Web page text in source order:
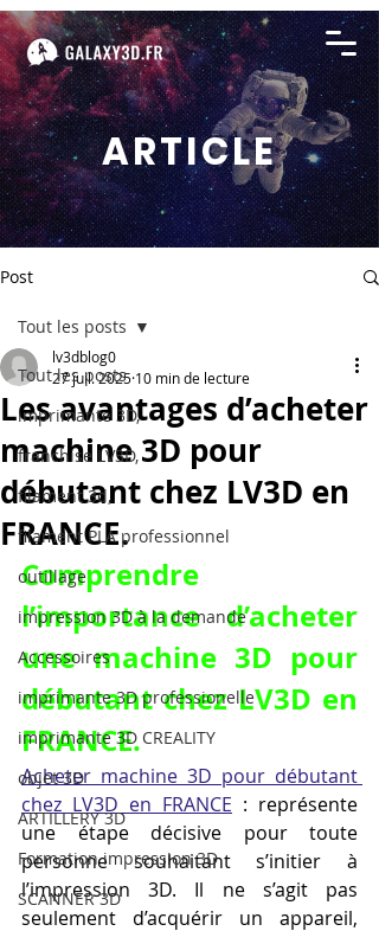
ARTICLE
Post
Tout les posts
imprimante 3D,
franchise LV3D,
filament 3d,
filament PLA professionnel
outillage
impression 3D à la demande
Accessoires
imprimante 3D professionelle
imprimante 3D CREALITY
objet 3D
ARTILLERY 3D
Formation impression 3D
SCANNER 3D
Tout les posts
Les avantages d’acheter
machine 3D pour
débutant chez LV3D en
FRANCE.
lv3dblog0
27 juil. 2025 10 min de lecture
Comprendre
l’importance d’acheter
une machine 3D pour
débutant chez LV3D en
FRANCE.
Acheter machine 3D pour débutant
chez LV3D en FRANCE : représente
une étape décisive pour toute
personne souhaitant s’initier à
l’impression 3D. Il ne s’agit pas
seulement d’acquérir un appareil,